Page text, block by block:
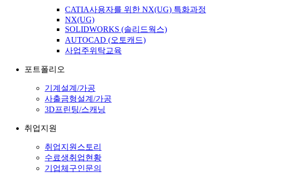
CATIA사용자를 위한 NX(UG) 특화과정
NX(UG)
SOLIDWORKS (솔리드웍스)
AUTOCAD (오토캐드)
사업주위탁교육
포트폴리오
기계설계/가공
사출금형설계/가공
3D프린팅/스캐닝
취업지원
취업지원스토리
수료생취업현황
기업체구인문의